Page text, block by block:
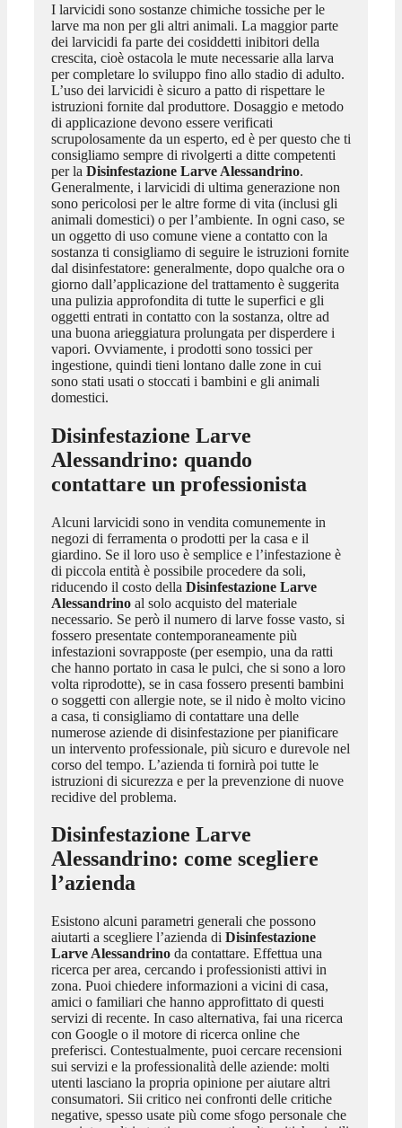
I larvicidi sono sostanze chimiche tossiche per le
larve ma non per gli altri animali. La maggior parte
dei larvicidi fa parte dei cosiddetti inibitori della
crescita, cioè ostacola le mute necessarie alla larva
per completare lo sviluppo fino allo stadio di adulto.
L’uso dei larvicidi è sicuro a patto di rispettare le
istruzioni fornite dal produttore. Dosaggio e metodo
di applicazione devono essere verificati
scrupolosamente da un esperto, ed è per questo che ti
consigliamo sempre di rivolgerti a ditte competenti
per la Disinfestazione Larve Alessandrino.
Generalmente, i larvicidi di ultima generazione non
sono pericolosi per le altre forme di vita (inclusi gli
animali domestici) o per l’ambiente. In ogni caso, se
un oggetto di uso comune viene a contatto con la
sostanza ti consigliamo di seguire le istruzioni fornite
dal disinfestatore: generalmente, dopo qualche ora o
giorno dall’applicazione del trattamento è suggerita
una pulizia approfondita di tutte le superfici e gli
oggetti entrati in contatto con la sostanza, oltre ad
una buona arieggiatura prolungata per disperdere i
vapori. Ovviamente, i prodotti sono tossici per
ingestione, quindi tieni lontano dalle zone in cui
sono stati usati o stoccati i bambini e gli animali
domestici.
Disinfestazione Larve
Alessandrino: quando
contattare un professionista
Alcuni larvicidi sono in vendita comunemente in
negozi di ferramenta o prodotti per la casa e il
giardino. Se il loro uso è semplice e l’infestazione è
di piccola entità è possibile procedere da soli,
riducendo il costo della Disinfestazione Larve
Alessandrinoal solo acquisto del materiale
necessario. Se però il numero di larve fosse vasto, si
fossero presentate contemporaneamente più
infestazioni sovrapposte (per esempio, una da ratti
che hanno portato in casa le pulci, che si sono a loro
volta riprodotte), se in casa fossero presenti bambini
o soggetti con allergie note, se il nido è molto vicino
a casa, ti consigliamo di contattare una delle
numerose aziende di disinfestazione per pianificare
un intervento professionale, più sicuro e durevole nel
corso del tempo. L’azienda ti fornirà poi tutte le
istruzioni di sicurezza e per la prevenzione di nuove
recidive del problema.
Disinfestazione Larve
Alessandrino: come scegliere
l’azienda
Esistono alcuni parametri generali che possono
aiutarti a scegliere l’azienda di Disinfestazione
Larve Alessandrinoda contattare. Effettua una
ricerca per area, cercando i professionisti attivi in
zona. Puoi chiedere informazioni a vicini di casa,
amici o familiari che hanno approfittato di questi
servizi di recente. In caso alternativa, fai una ricerca
con Google o il motore di ricerca online che
preferisci. Contestualmente, puoi cercare recensioni
sui servizi e la professionalità delle aziende: molti
utenti lasciano la propria opinione per aiutare altri
consumatori. Sii critico nei confronti delle critiche
negative, spesso usate più come sfogo personale che